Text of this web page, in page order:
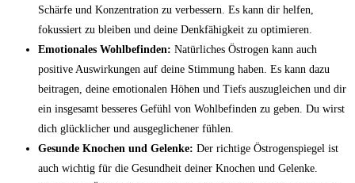
Schärfe und Konzentration ‍zu verbessern. Es ⁤kann dir helfen,
fokussiert zu⁢ bleiben und⁤ deine ​Denkfähigkeit zu optimieren.
Emotionales ‍Wohlbefinden: Natürliches⁣ Östrogen kann auch
positive Auswirkungen auf deine ‍Stimmung ‌haben. Es kann dazu
beitragen, deine emotionalen Höhen und Tiefs auszugleichen⁢ und‍ dir
ein insgesamt besseres Gefühl von ⁤Wohlbefinden zu ​geben. Du wirst
dich‍ glücklicher und ausgeglichener fühlen.
Gesunde Knochen und Gelenke: Der richtige ⁢Östrogenspiegel ist
auch wichtig ⁤für die Gesundheit deiner Knochen und Gelenke.